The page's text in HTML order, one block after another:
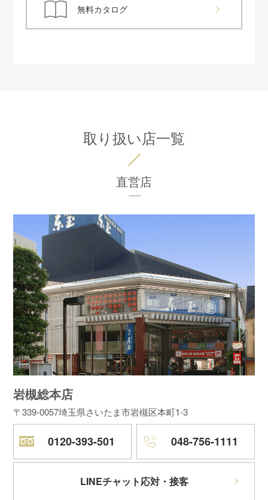
無料カタログ
取り扱い店一覧
直営店
岩槻総本店
〒339-0057埼玉県さいたま市岩槻区本町1-3
0120-393-501 048-756-1111
LINEチャット応対・接客